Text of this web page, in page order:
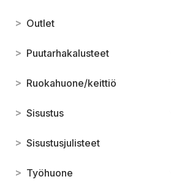
> Outlet
> Puutarhakalusteet
> Ruokahuone/keittiö
> Sisustus
> Sisustusjulisteet
> Työhuone